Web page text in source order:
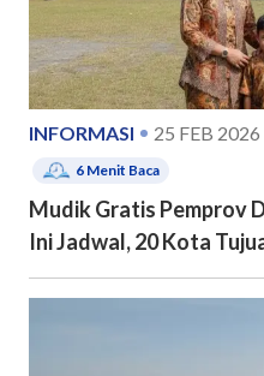
INFORMASI 25 FEB 2026
6 Menit Baca
Mudik Gratis Pemprov
Ini Jadwal, 20 Kota
Pendaftarannya